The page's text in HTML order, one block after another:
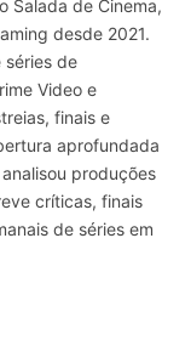
Salada de Cinema,
desde 2021.
séries de
Video e
finais e
aprofundada
produções
críticas, finais
de séries em